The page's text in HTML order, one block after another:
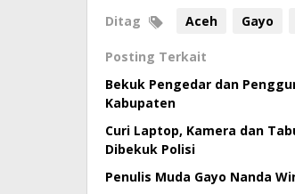
Ditag Aceh Gayo
Posting Terkait
Bekuk Pengedar dan
Kabupaten
Curi Laptop, Kamera dan
Dibekuk Polisi
Penulis Muda Gayo Nanda